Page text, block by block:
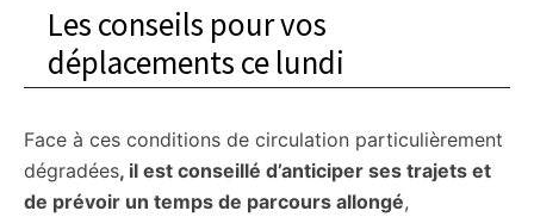
Les conseils pour vos
déplacements ce lundi
Face à ces conditions de circulation particulièrement
dégradées, il est conseillé d’anticiper ses trajets et
de prévoir un temps de parcours allongé,